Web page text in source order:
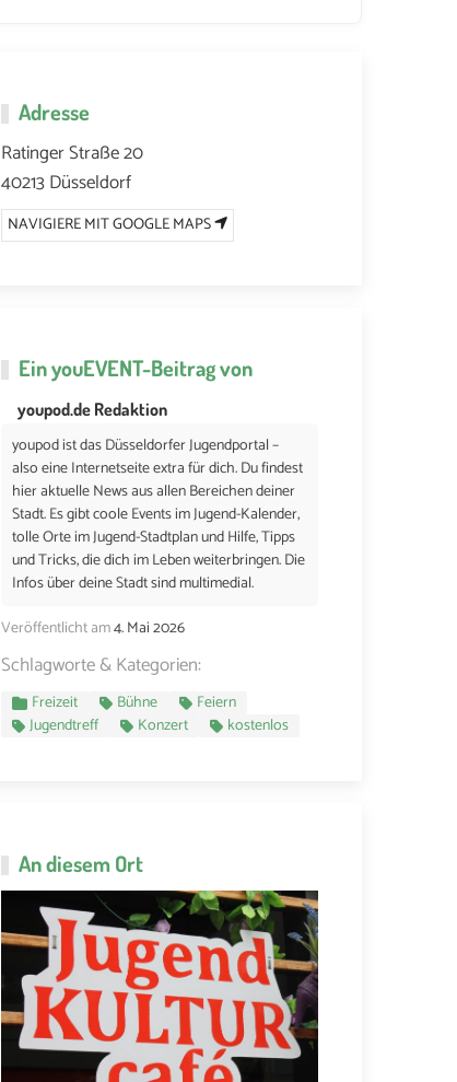
Adresse
Ratinger Straße 20
40213 Düsseldorf
NAVIGIERE MIT GOOGLE MAPS
EinyouEVENT-Beitrag von
youpod.de Redaktion
youpod ist das Düsseldorfer Jugendportal –
also eine Internetseite extra für dich. Du findest
hier aktuelle News aus allen Bereichen deiner
Stadt. Es gibt coole Events im Jugend-Kalender,
tolle Orte im Jugend-Stadtplan und Hilfe, Tipps
und Tricks, die dich im Leben weiterbringen. Die
Infos über deine Stadt sind multimedial.
Veröffentlicht am4. Mai 2026
Schlagworte & Kategorien:
Freizeit Bühne
Feiern
Jugendtreff
Konzert kostenlos
An diesem Ort